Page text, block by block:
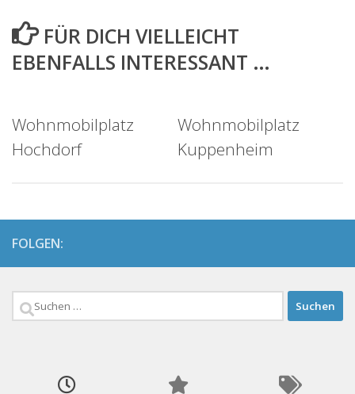
FÜR DICH VIELLEICHT
EBENFALLS INTERESSANT …
Wohnmobilplatz
Hochdorf
Wohnmobilplatz
Kuppenheim
FOLGEN:
Suchen